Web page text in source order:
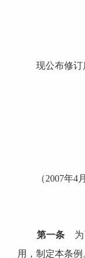
现公布修订后
（2007年4月
第一条 为
用，制定本条例